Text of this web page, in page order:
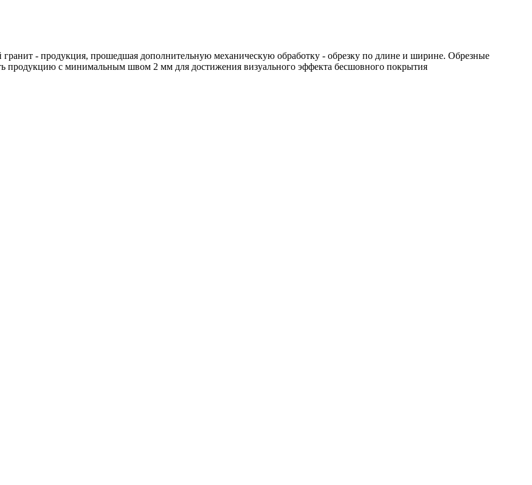
гранит - продукция, прошедшая дополнительную механическую обработку - обрезку по длине и ширине. Обрезные
продукцию с минимальным швом 2 мм для достижения визуального эффекта бесшовного покрытия